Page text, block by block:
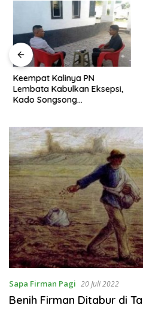
Keempat Kalinya PN
Lembata Kabulkan Eksepsi,
Kado Songsong
Sapa Firman Pagi 20 Juli 2022
Benih Firman Ditabur di